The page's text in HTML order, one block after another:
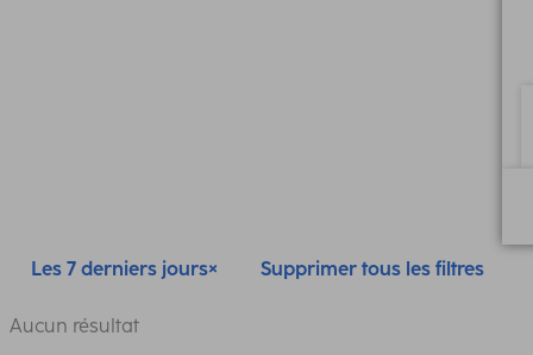
Les 7 derniers jours Supprimer tous les filtres
Aucun résultat